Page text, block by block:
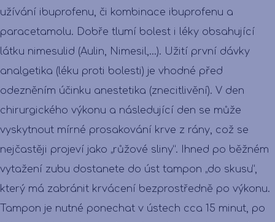
užívání ibuprofenu, či kombinace ibuprofenu a
paracetamolu. Dobře tlumí bolest i léky obsahující
látku nimesulid (Aulin, Nimesil,...). Užití první dávky
analgetika (léku proti bolesti) je vhodné před
odezněním účinku anestetika (znecitlivění). V den
chirurgického výkonu a následující den se může
vyskytnout mírné prosakování krve z rány, což se
nejčastěji projeví jako „růžové sliny“. Ihned po běžném
vytažení zubu dostanete do úst tampon „do skusu“,
který má zabránit krvácení bezprostředně po výkonu.
Tampon je nutné ponechat v ústech cca 15 minut, po